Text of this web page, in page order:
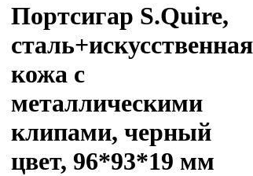
Портсигар S.Quire,
сталь+искусственная
кожа с
металлическими
клипами, черный
цвет, 96*93*19 мм